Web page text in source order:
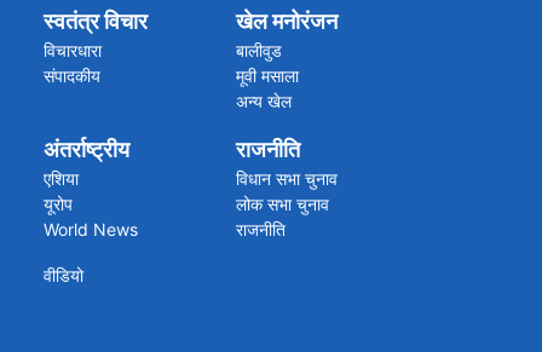
स्वतंत्र विचार
विचारधारा
संपादकीय
खेल मनोरंजन
बालीवुड
मूवी मसाला
अन्य खेल
अंतर्राष्ट्रीय
एशिया
यूरोप
World News
राजनीति
विधान सभा चुनाव
लोक सभा चुनाव
राजनीति
वीडियो